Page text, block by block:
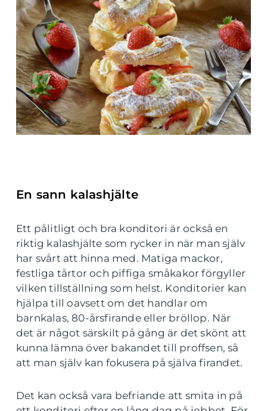
En sann kalashjälte
Ett pålitligt och bra konditori är också en
riktig kalashjälte som rycker in när man själv
har svårt att hinna med. Matiga mackor,
festliga tårtor och piffiga småkakor förgyller
vilken tillställning som helst. Konditorier kan
hjälpa till oavsett om det handlar om
barnkalas, 80-årsfirande eller bröllop. När
det är något särskilt på gång är det skönt att
kunna lämna över bakandet till proffsen, så
att man själv kan fokusera på själva firandet.
Det kan också vara befriande att smita in på